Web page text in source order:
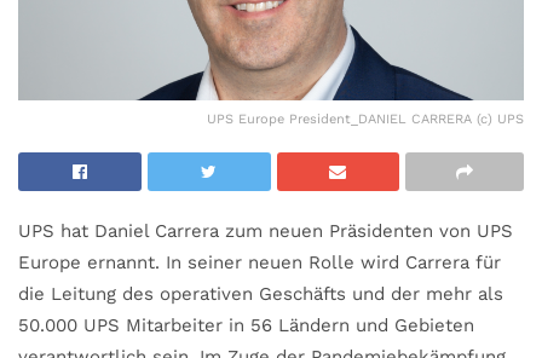
UPS Europe President_DANIEL CARRERA (c) UPS
UPS hat Daniel Carrera zum neuen Präsidenten von UPS
Europe ernannt. In seiner neuen Rolle wird Carrera für
die Leitung des operativen Geschäfts und der mehr als
50.000 UPS Mitarbeiter in 56 Ländern und Gebieten